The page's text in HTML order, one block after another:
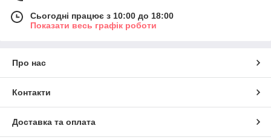
Сьогодні працює з 10:00 до 18:00
Показати весь графік роботи
Про нас
Контакти
Доставка та оплата